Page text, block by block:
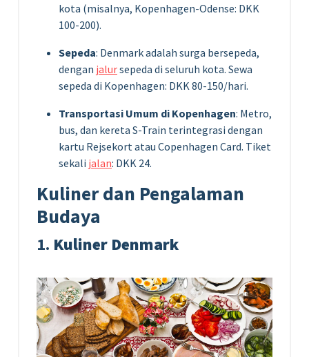
kota (misalnya, Kopenhagen-Odense: DKK
100-200).
Sepeda: Denmark adalah surga bersepeda,
dengan jalursepeda di seluruh kota. Sewa
sepeda di Kopenhagen: DKK 80-150/hari.
Transportasi Umum di Kopenhagen: Metro,
bus, dan kereta S-Train terintegrasi dengan
kartu Rejsekort atau Copenhagen Card. Tiket
sekali jalan: DKK 24.
Kuliner dan Pengalaman
Budaya
1. Kuliner Denmark